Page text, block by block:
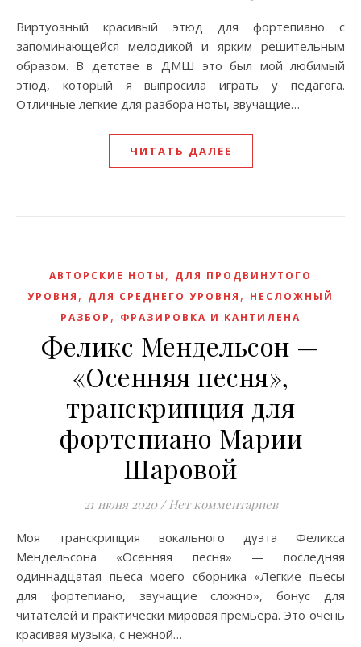
Виртуозный красивый этюд для фортепиано с
запоминающейся мелодикой и ярким решительным
образом. В детстве в ДМШ это был мой любимый
этюд, который я выпросила играть у педагога.
Отличные легкие для разбора ноты, звучащие…
ЧИТАТЬ ДАЛЕЕ
АВТОРСКИЕ НОТЫ , ДЛЯ ПРОДВИНУТОГО
УРОВНЯ , ДЛЯ СРЕДНЕГО УРОВНЯ , НЕСЛОЖНЫЙ
РАЗБОР , ФРАЗИРОВКА И КАНТИЛЕНА
Феликс Мендельсон —
«Осенняя песня»,
транскрипция для
фортепиано Марии
Шаровой
21 июня 2020 / Нет комментариев
Моя транскрипция вокального дуэта Феликса
Мендельсона «Осенняя песня» — последняя
одиннадцатая пьеса моего сборника «Легкие пьесы
для фортепиано, звучащие сложно», бонус для
читателей и практически мировая премьера. Это очень
красивая музыка, с нежной…